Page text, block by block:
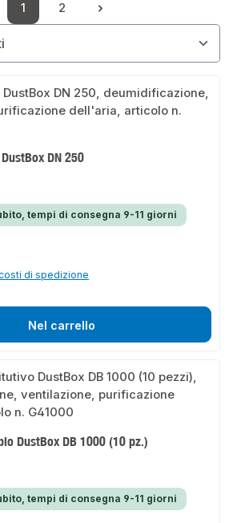
Pagina
1
Pagina
2
DN 250
tempi di consegna 9-11 giorni
di spedizione
Nel carrello
DustBox DB 1000 (10 pz.)
tempi di consegna 9-11 giorni